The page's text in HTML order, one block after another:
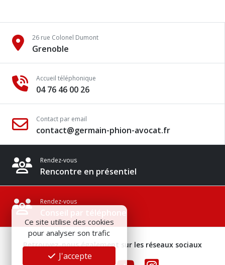
26 rue Colonel Dumont
Grenoble
Accueil téléphonique
04 76 46 00 26
Contact par email
contact@germain-phion-avocat.fr
Rendez-vous
Rencontre en présentiel
Rendez-vous
Conseil par téléphone
Retrouvez-nous également sur les réseaux sociaux
Ce site utilise des cookies
pour analyser son trafic
J'accepte